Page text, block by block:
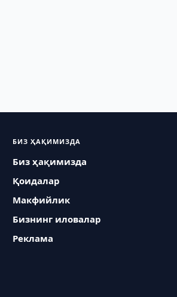
БИЗ ҲАҚИМИЗДА
Биз ҳақимизда
Қоидалар
Макфийлик
Бизнинг иловалар
Реклама